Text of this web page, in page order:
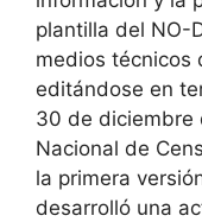
plantilla del NO-
medios técnicos
editándose en
30 de diciembre
Nacional de
la primera
desarrolló una